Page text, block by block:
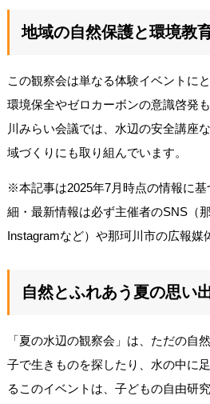
地域の自然保護と環境教
この観察会は単なる体験イベントに
環境保全やゼロカーボンの意識啓発
川みらい会議では、水辺の安全講座
域づくりにも取り組んでいます。
※本記事は2025年7月時点の情報に
細・最新情報は必ず主催者のSNS（
Instagramなど）や那珂川市の広報媒
自然とふれあう夏の思い
「夏の水辺の観察会」は、ただの自
子で生きものを探したり、水の中に
るこのイベントは、子どもの自由研